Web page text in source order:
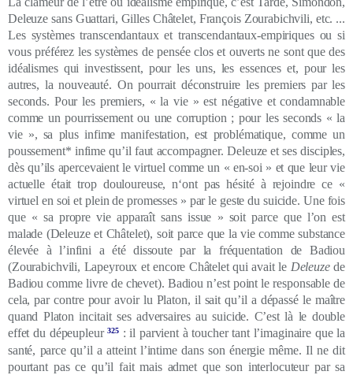
Deleuze sans Guattari, Gilles Châtelet, François Zourabichvili, etc. ...
Les systèmes transcendantaux et transcendantaux-empiriques ou si
vous préférez les systèmes de pensée clos et ouverts ne sont que des
idéalismes qui investissent, pour les uns, les essences et, pour les
autres, la nouveauté. On pourrait déconstruire les premiers par les
seconds. Pour les premiers, « la vie » est négative et condamnable
comme un pourrissement ou une corruption ; pour les seconds « la
vie », sa plus infime manifestation, est problématique, comme un
poussement* infime qu’il faut accompagner. Deleuze et ses disciples,
dès qu’ils apercevaient le virtuel comme un « en-soi » et que leur vie
actuelle était trop douloureuse, n‘ont pas hésité à rejoindre ce «
virtuel en soi et plein de promesses » par le geste du suicide. Une fois
que « sa propre vie apparaît sans issue » soit parce que l’on est
malade (Deleuze et Châtelet), soit parce que la vie comme substance
élevée à l’infini a été dissoute par la fréquentation de Badiou
(Zourabichvili, Lapeyroux et encore Châtelet qui avait le Deleuzede
Badiou comme livre de chevet). Badiou n’est point le responsable de
cela, par contre pour avoir lu Platon, il sait qu’il a dépassé le maître
quand Platon incitait ses adversaires au suicide. C’est là le double
effet du dépeupleur325: il parvient à toucher tant l’imaginaire que la
santé, parce qu’il a atteint l’intime dans son énergie même. Il ne dit
pourtant pas ce qu’il fait mais admet que son interlocuteur par sa